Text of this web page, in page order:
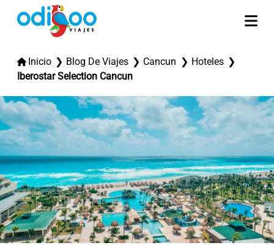
Inicio Blog De Viajes Cancun
Hoteles
Iberostar Selection Cancun